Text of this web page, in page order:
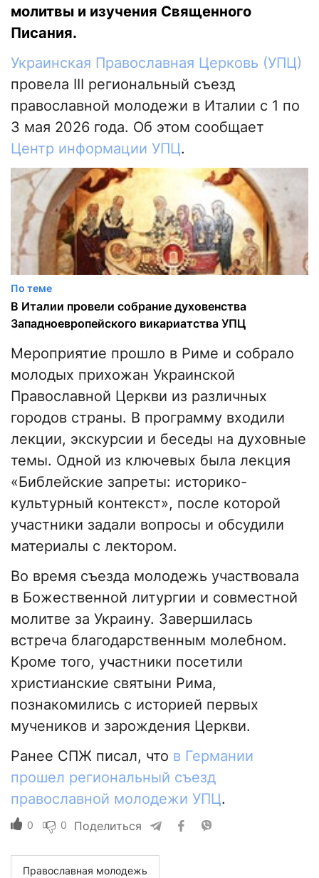
молитвы и изучения Священного
Писания.
Украинская Православная Церковь (УПЦ)
провела III региональный съезд
православной молодежи в Италии с 1 по
3 мая 2026 года. Об этом сообщает
Центр информации УПЦ.
По теме
В Италии провели собрание духовенства
Западноевропейского викариатства УПЦ
Мероприятие прошло в Риме и собрало
молодых прихожан Украинской
Православной Церкви из различных
городов страны. В программу входили
лекции, экскурсии и беседы на духовные
темы. Одной из ключевых была лекция
«Библейские запреты: историко-
культурный контекст», после которой
участники задали вопросы и обсудили
материалы с лектором.
Во время съезда молодежь участвовала
в Божественной литургии и совместной
молитве за Украину. Завершилась
встреча благодарственным молебном.
Кроме того, участники посетили
христианские святыни Рима,
познакомились с историей первых
мучеников и зарождения Церкви.
Ранее СПЖ писал, что в Германии
прошел региональный съезд
православной молодежи УПЦ.
0 0 Поделиться
Православная молодежь